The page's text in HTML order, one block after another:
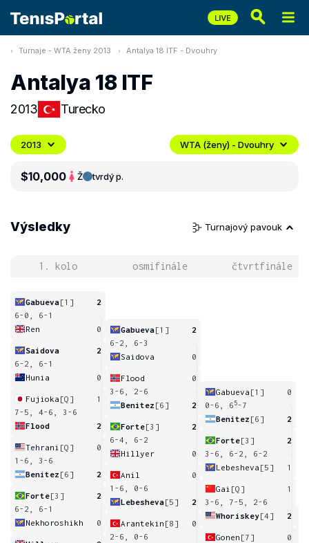
Turnaje - WTA ženy 2013 Antalya 18 ITF - Dvouhry
Antalya 18 ITF
2013 Turecko
2013 WTA (ženy) - Dvouhry
$10,000 Ž tvrdý p.
Výsledky Turnajový pavouk
1. kolo osmifinále čtvrtfinále
Gabueva[1]
2
6-0, 6-1
Ren
0
Saidova
2
6-2, 6-1
Hunia
0
Fujioka [Q]
1
7-5, 4-6, 3-6
Flood
2
Tehrani [Q]
0
1-6, 3-6
Benitez [6] 2
Forte[3]
2
6-2, 6-1
Nekhoroshikh
0
Gabueva[1]
2
6-2, 6-3
Saidova
0
Flood
0
3-6, 2-6
Benitez [6] 2
Forte[3]
2
6-4, 6-2
Hillyer
0
Anil
0
1-6, 0-6
Lebesheva[5] 2
Arantekin [8]
0
2-6, 0-6
Gabueva [1]
0
0-6, 6 5-7
Benitez [6] 2
Forte[3]
2
3-6, 6-2, 6-2
Lebesheva [5] 1
Gai [Q]
1
3-6, 7-5, 2-6
Whoriskey[4] 2
Gonen [7]
0